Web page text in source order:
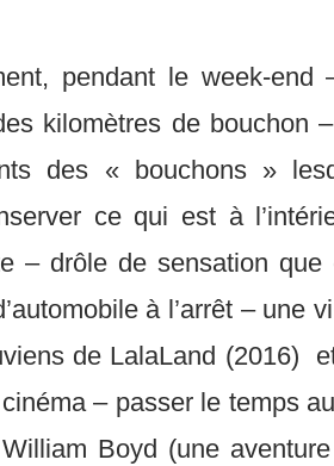
pendant le week-
kilomètres de bouchon
des « bouchons »
ce qui est à
– drôle de sensation
à l’arrêt – une
de LalaLand (2016)
– passer le temps
Boyd (une